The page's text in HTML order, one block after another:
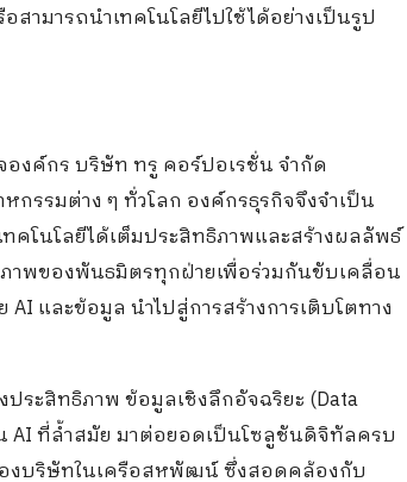
มารถนำเทคโนโลยีไปใช้ได้อย่างเป็นรูป
งค์กร บริษัท ทรู คอร์ปอเรชั่น จำกัด
กรรมต่าง ๆ ทั่วโลก องค์กรธุรกิจจึงจำเป็น
คโนโลยีได้เต็มประสิทธิภาพและสร้างผลลัพธ์
าพของพันธมิตรทุกฝ่ายเพื่อร่วมกันขับเคลื่อน
และข้อมูล นำไปสู่การสร้างการเติบโตทาง
ระสิทธิภาพ ข้อมูลเชิงลึกอัจฉริยะ (Data
AI ที่ล้ำสมัย มาต่อยอดเป็นโซลูชันดิจิทัลครบ
องบริษัทในเครือสหพัฒน์ ซึ่งสอดคล้องกับ